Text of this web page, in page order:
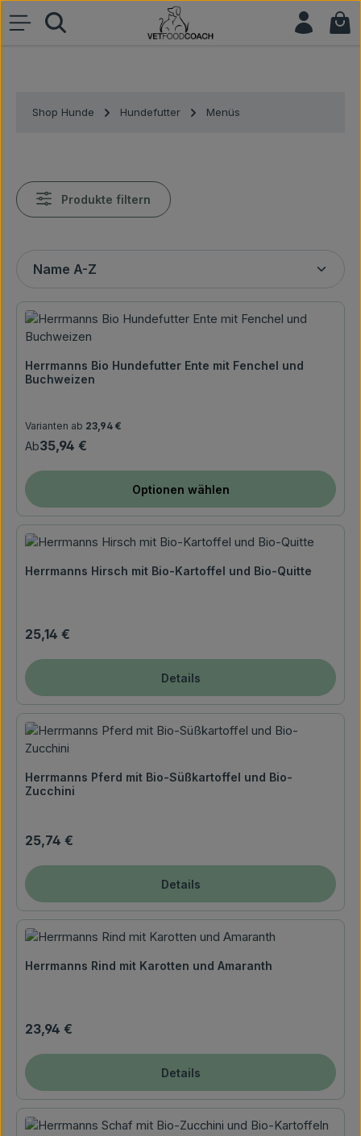
Zum Hauptinhalt springen
Shop Hunde Hundefutter Menüs
Produkte filtern
Herrmanns Bio Hundefutter Ente mit Fenchel und
Buchweizen
Varianten ab 23,94 €
Regulärer Preis:
Ab35,94 €
Optionen wählen
Herrmanns Hirsch mit Bio-Kartoffel und Bio-Quitte
Regulärer Preis:
25,14 €
Details
Herrmanns Pferd mit Bio-Süßkartoffel und Bio-
Zucchini
Regulärer Preis:
25,74 €
Details
Herrmanns Rind mit Karotten und Amaranth
Regulärer Preis:
23,94 €
Details